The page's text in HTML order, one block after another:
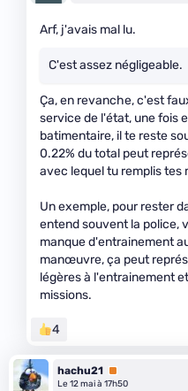
Arf, j'avais mal lu.
C'est assez négligeable.
Ça, en revanche, c'est
service de l'état, une fois
batimentaire, il te reste
0.22% du total peut
avec lequel tu remplis tes
Un exemple, pour rester
entend souvent la police,
manque d'entrainement
manœuvre, ça peut
légères à l'entrainement
missions.
4
hachu21 Premium
Le 12 mai à 17h50